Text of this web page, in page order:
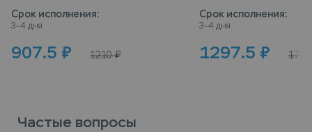
Срок исполнения:
3–4 дня
907.5 ₽ 1210 ₽
Срок исполнения:
3–4 дня
1297.5 ₽ 1730
Частые вопросы